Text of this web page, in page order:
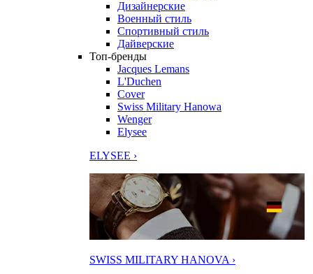
Дизайнерские
Военный стиль
Спортивный стиль
Дайверские
Топ-бренды
Jacques Lemans
L'Duchen
Cover
Swiss Military Hanowa
Wenger
Elysee
ELYSEE ›
SWISS MILITARY HANOVA ›